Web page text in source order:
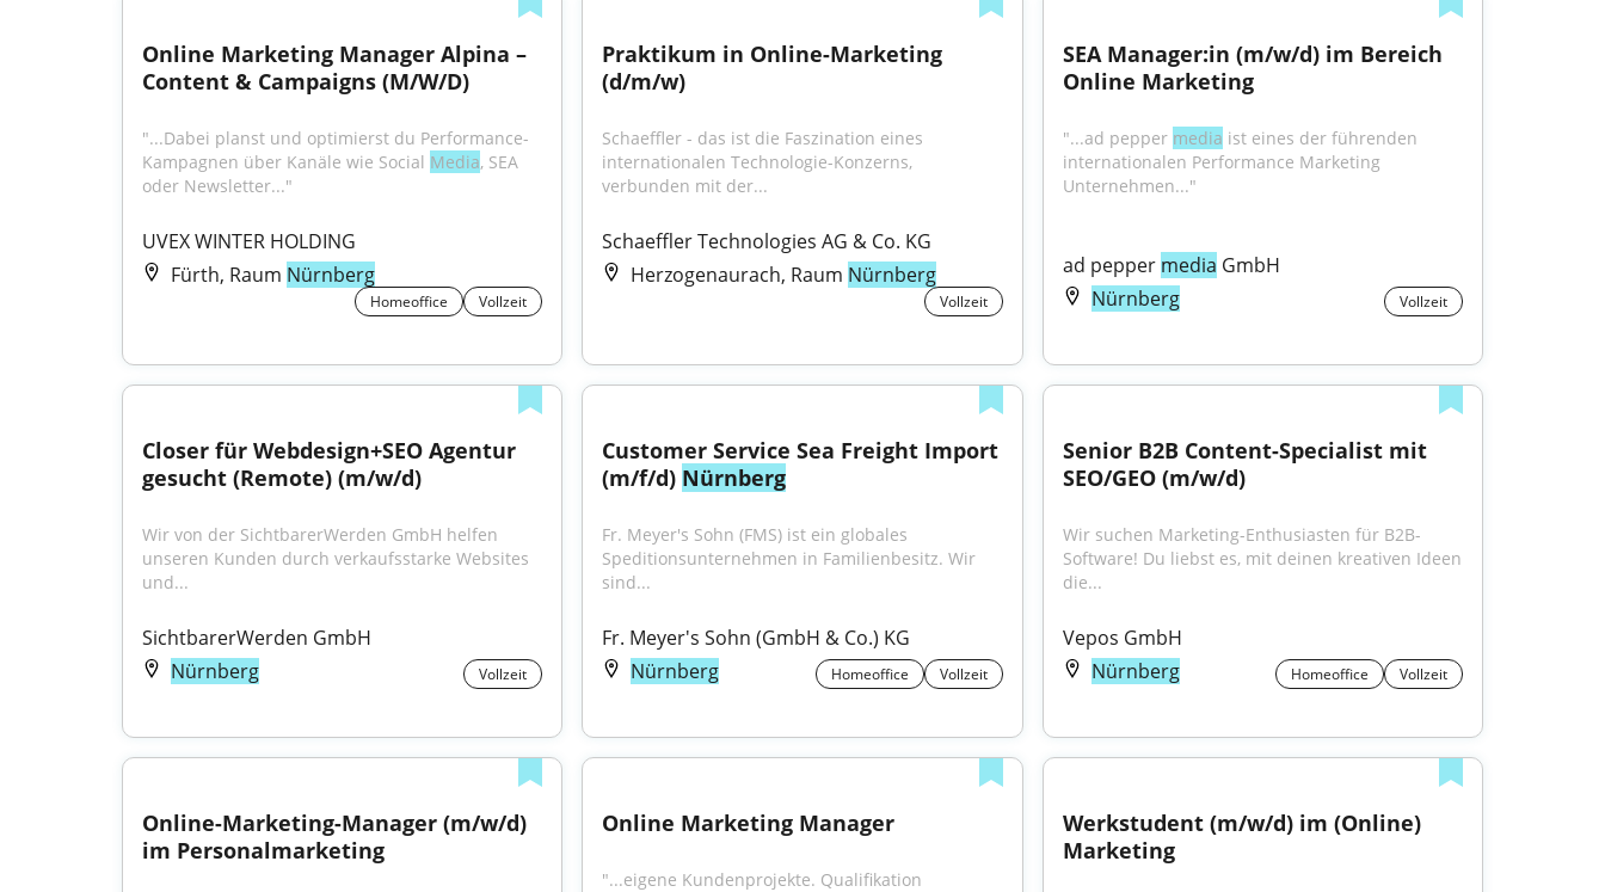
Online Marketing Manager Alpina –
Content & Campaigns (M/W/D)
"...Dabei planst und optimierst du Performance-
Kampagnen über Kanäle wie Social Media, SEA
oder Newsletter..."
UVEX WINTER HOLDING
Fürth, Raum Nürnberg
Homeoffice Vollzeit
Praktikum in Online-Marketing
(d/m/w)
Schaeffler - das ist die Faszination eines
internationalen Technologie-Konzerns,
verbunden mit der...
Schaeffler Technologies AG & Co. KG
Herzogenaurach, Raum Nürnberg
Vollzeit
SEA Manager:in (m/w/d) im Bereich
Online Marketing
"...ad pepper media ist eines der führenden
internationalen Performance Marketing
Unternehmen..."
ad pepper media GmbH
Nürnberg
Vollzeit
Closer für Webdesign+SEO Agentur
gesucht (Remote) (m/w/d)
Wir von der SichtbarerWerden GmbH helfen
unseren Kunden durch verkaufsstarke Websites
und...
SichtbarerWerden GmbH
Nürnberg
Vollzeit
Customer Service Sea Freight Import
(m/f/d) Nürnberg
Fr. Meyer's Sohn (FMS) ist ein globales
Speditionsunternehmen in Familienbesitz. Wir
sind...
Fr. Meyer's Sohn (GmbH & Co.) KG
Nürnberg
Homeoffice Vollzeit
Senior B2B Content-Specialist mit
SEO/GEO (m/w/d)
Wir suchen Marketing-Enthusiasten für B2B-
Software! Du liebst es, mit deinen kreativen Ideen
die...
Vepos GmbH
Nürnberg
Homeoffice Vollzeit
Online-Marketing-Manager (m/w/d)
im Personalmarketing
Online Marketing Manager
"...eigene Kundenprojekte. Qualifikation
Werkstudent (m/w/d) im (Online)
Marketing